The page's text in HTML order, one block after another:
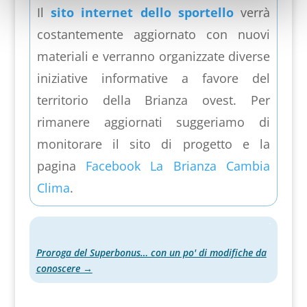
Il sito internet dello sportello verrà
costantemente aggiornato con nuovi
materiali e verranno organizzate diverse
iniziative informative a favore del
territorio della Brianza ovest. Per
rimanere aggiornati suggeriamo di
monitorare il sito di progetto e la
pagina Facebook La Brianza Cambia
Clima.
Proroga del Superbonus… con un po' di modifiche da
conoscere→